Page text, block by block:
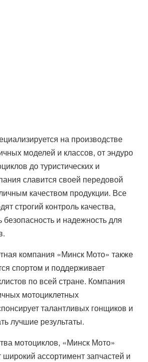
на производстве
моделей и классов, от эндуро
до туристических и
славится своей передовой
качеством продукции. Все
строгий контроль качества,
безопасность и надежность для
компания «Минск Мото» также
спортом и поддерживает
по всей стране. Компания
мотоциклетных
талантливых гонщиков и
лучшие результаты.
мотоциклов, «Минск Мото»
широкий ассортимент запчастей и